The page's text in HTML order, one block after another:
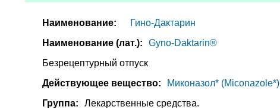
Наименование:
Гино-Дактарин
Наименование (лат.):
Gyno-Daktarin®
Безрецептурный отпуск
Действующее вещество:
Миконазол* (Miconazole*)
Группа:
Лекарственные средства.